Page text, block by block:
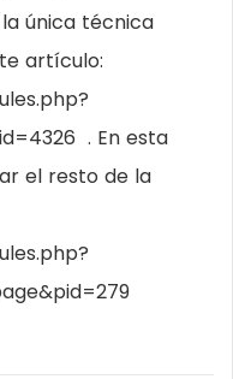
única técnica
artículo:
. En esta
el resto de la